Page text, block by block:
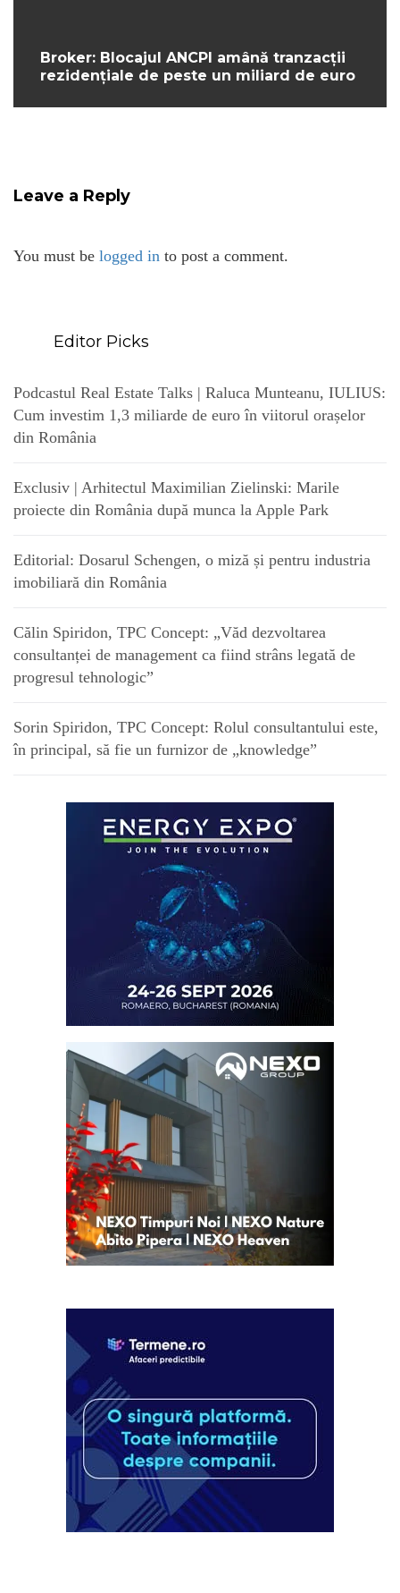
Broker: Blocajul ANCPI amână tranzacții
rezidențiale de peste un miliard de euro
Leave a Reply
You must be logged in to post a comment.
Editor Picks
Podcastul Real Estate Talks | Raluca Munteanu, IULIUS:
Cum investim 1,3 miliarde de euro în viitorul orașelor
din România
Exclusiv | Arhitectul Maximilian Zielinski: Marile
proiecte din România după munca la Apple Park
Editorial: Dosarul Schengen, o miză și pentru industria
imobiliară din România
Călin Spiridon, TPC Concept: „Văd dezvoltarea
consultanței de management ca fiind strâns legată de
progresul tehnologic”
Sorin Spiridon, TPC Concept: Rolul consultantului este,
în principal, să fie un furnizor de „knowledge”